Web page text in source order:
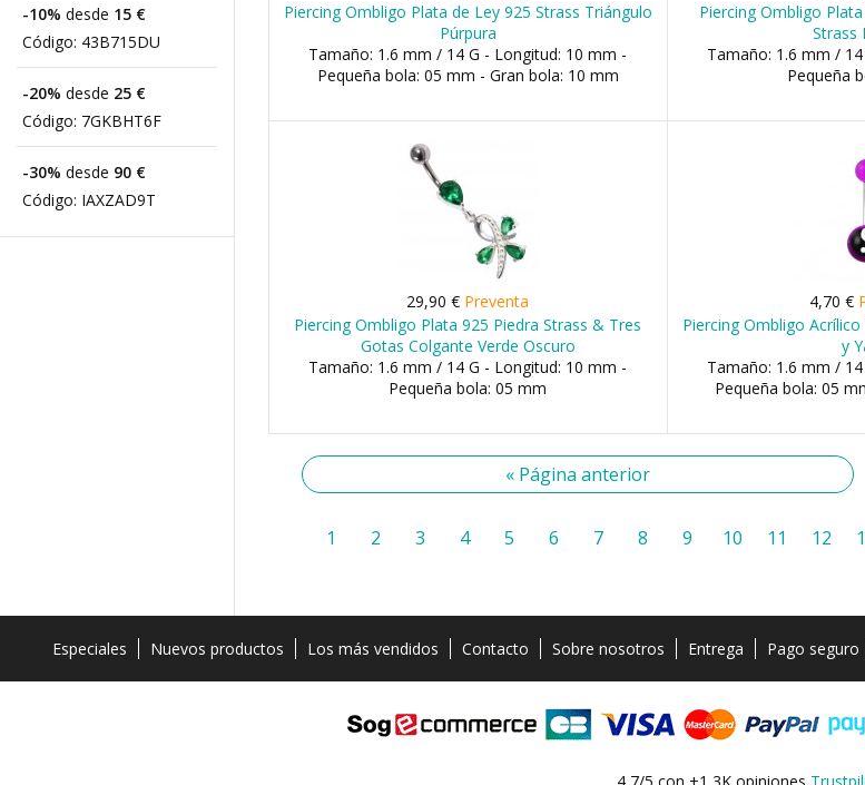
-10% desde 15 €
Código: 43B715DU
-20% desde 25 €
Código: 7GKBHT6F
-30% desde 90 €
Código: IAXZAD9T
Piercing Ombligo Plata de Ley 925 Strass Triángulo
Púrpura
Tamaño: 1.6 mm / 14 G - Longitud: 10 mm -
Pequeña bola: 05 mm - Gran bola: 10 mm
Piercing Ombligo
Strass
Tamaño: 1.6 mm /
Pequeña
29,90 € Preventa
Piercing Ombligo Plata 925 Piedra Strass & Tres
Gotas Colgante Verde Oscuro
Tamaño: 1.6 mm / 14 G - Longitud: 10 mm -
Pequeña bola: 05 mm
4,70 €
Piercing Ombligo
y
Tamaño: 1.6 mm /
Pequeña bola: 05
« Página anterior
1 2 3 4 5 6 7 8 9 10 11 12
Especiales Nuevos productos Los más vendidos Contacto Sobre nosotros Entrega Pago seguro